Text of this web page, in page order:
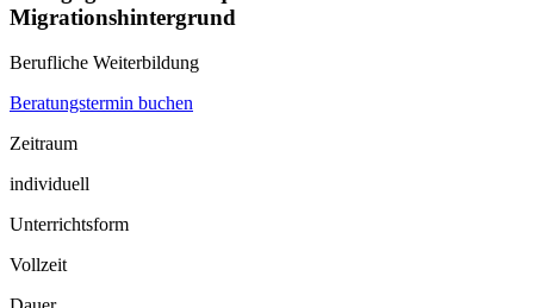
Migrationshintergrund
Berufliche Weiterbildung
Beratungstermin buchen
Zeitraum
individuell
Unterrichtsform
Vollzeit